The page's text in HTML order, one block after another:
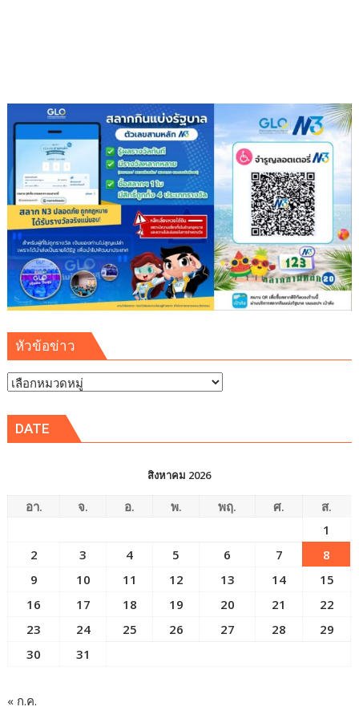
Healthy
school)
เสริม
ความ
เยาวชน
จัดการ
สิ่ง
แวดล้อม
ปลอดภัย
ยั่งยืน
หัวข้อข่าว
หัวข้อ
DATE
สิงหาคม 2026
อา. จ. อ. พ. พฤ. ศ.
ส.
1
2
3 4 5 6 7
8
9
10 11 12 13 14
15
16
17 18 19 20 21
22
23
24 25 26 27 28
29
30
31
« ก.ค.